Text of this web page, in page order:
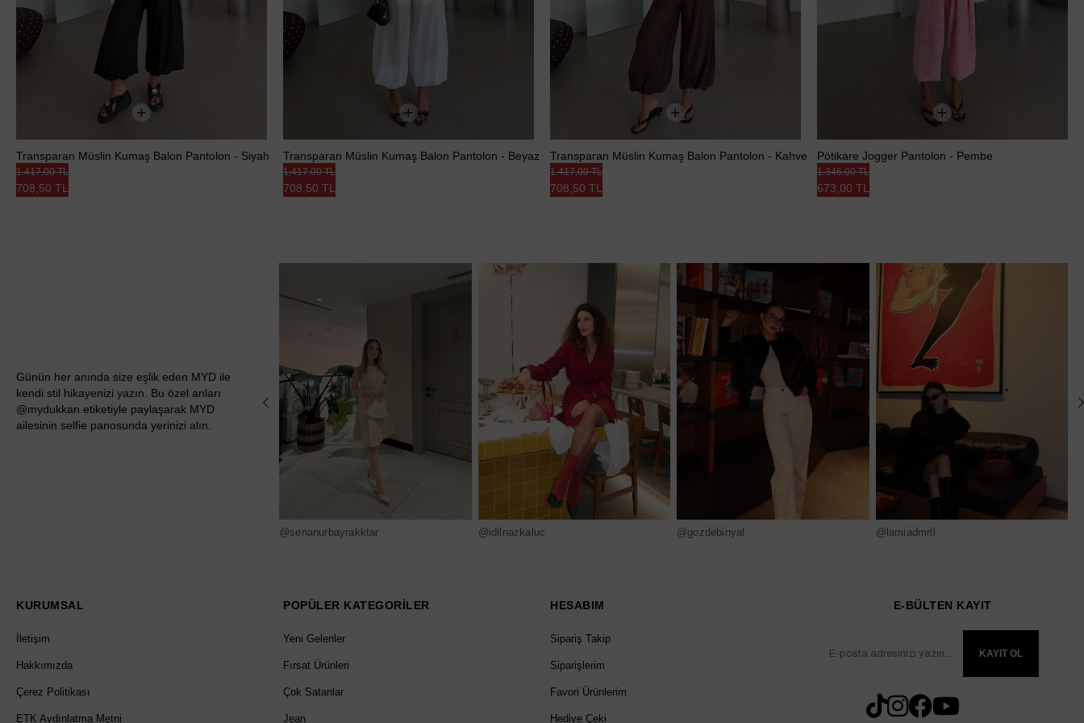
Transparan Müslin Kumaş Balon Pantolon - Siyah
708,50 TL
1.417,00 TL
Transparan Müslin Kumaş Balon Pantolon - Beyaz
708,50 TL
1.417,00 TL
Transparan Müslin Kumaş Balon Pantolon - Kahve
708,50 TL
1.417,00 TL
Pötikare Jogger Pantolon - Pembe
673,00 TL
1.346,00 TL
Günün her anında size eşlik eden MYD ile
kendi stil hikayenizi yazın. Bu özel anları
@mydukkan etiketiyle paylaşarak MYD
ailesinin selfie panosunda yerinizi alın.
@senanurbayrakktar @idilnazkaluc @gozdebinyal @lamiadmrll
KURUMSAL
İletişim
Hakkımızda
Çerez Politikası
ETK Aydınlatma Metni
POPÜLER KATEGORİLER
Yeni Gelenler
Fırsat Ürünleri
Çok Satanlar
Jean
HESABIM
Sipariş Takip
Siparişlerim
Favori Ürünlerim
Hediye Çeki
E-BÜLTEN KAYIT
KAYIT OL